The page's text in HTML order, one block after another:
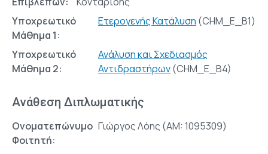
Υποχρεωτικό
Μάθημα 1:
Ετερογενής Κατάλυση (CHM_E_B1)
Υποχρεωτικό
Μάθημα 2:
Ανάλυση και Σχεδιασμός
Αντιδραστήρων(CHM_E_Β4)
Ανάθεση Διπλωματικής
Ονοματεπώνυμο
Φοιτητή:
Γιώργος Λόης (AM: 1095309)